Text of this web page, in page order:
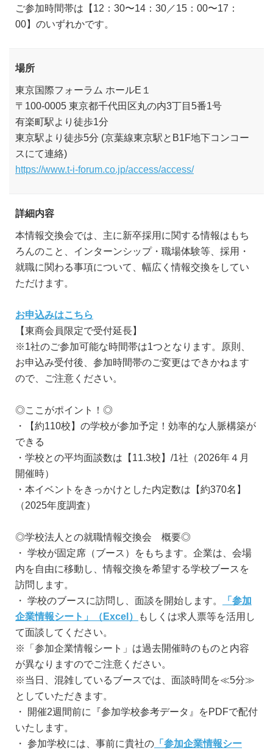
ご参加時間帯は【12：30〜14：30／15：00〜17：
00】のいずれかです。
場所
東京国際フォーラム ホールE１
〒100-0005 東京都千代田区丸の内3丁目5番1号
有楽町駅より徒歩1分
東京駅より徒歩5分 (京葉線東京駅とB1F地下コンコー
スにて連絡)
https://www.t-i-forum.co.jp/access/access/
詳細内容
本情報交換会では、主に新卒採用に関する情報はもち
ろんのこと、インターンシップ・職場体験等、採用・
就職に関わる事項について、幅広く情報交換をしてい
ただけます。
お申込みはこちら
【東商会員限定で受付延長】
※1社のご参加可能な時間帯は1つとなります。原則、
お申込み受付後、参加時間帯のご変更はできかねます
ので、ご注意ください。
◎ここがポイント！◎
・【約110校】の学校が参加予定！効率的な人脈構築が
できる
・学校との平均面談数は【11.3校】/1社（2026年４月
開催時）
・本イベントをきっかけとした内定数は【約370名】
（2025年度調査）
◎学校法人との就職情報交換会 概要◎
・ 学校が固定席（ブース）をもちます。企業は、会場
内を自由に移動し、情報交換を希望する学校ブースを
訪問します。
・ 学校のブースに訪問し、面談を開始します。
「参加
企業情報シート」（Excel）
もしくは求人票等を活用し
て面談してください。
※「参加企業情報シート」は過去開催時のものと内容
が異なりますのでご注意ください。
※当日、混雑しているブースでは、面談時間を≪5分≫
としていただきます。
・ 開催2週間前に『参加学校参考データ』をPDFで配付
いたします。
・ 参加学校には、事前に貴社の 「参加企業情報シー